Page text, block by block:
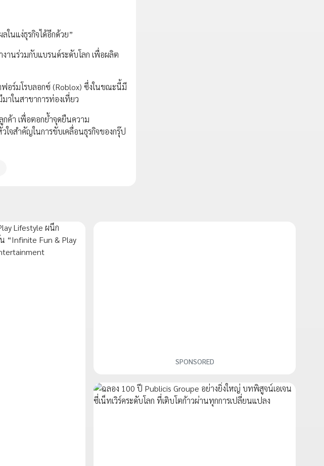
ในแง่ธุรกิจได้อีกด้วย”
านร่วมกับแบรนด์ระดับโลก เพื่อผลิต
อร์มโรบลอกซ์ (Roblox) ซึ่งในขณะนี้มี
าในสาขาการท่องเที่ยว
ค้า เพื่อตอกย้ำจุดยืนความ
จสำคัญในการขับเคลื่อนธุรกิจของกรุ๊ป
SPONSORED